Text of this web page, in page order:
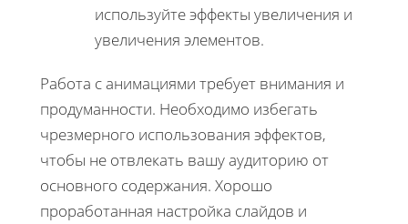
используйте эффекты увеличения и
увеличения элементов.
Работа с анимациями требует внимания и
продуманности. Необходимо избегать
чрезмерного использования эффектов,
чтобы не отвлекать вашу аудиторию от
основного содержания. Хорошо
проработанная настройка слайдов и